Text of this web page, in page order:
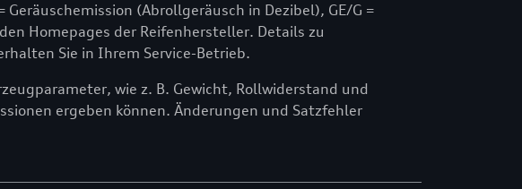
(Abrollgeräusch in Dezibel), GE/G =
Homepages der Reifenhersteller. Details zu
Sie in Ihrem Service-Betrieb.
wie z. B. Gewicht, Rollwiderstand und
ergeben können. Änderungen und Satzfehler